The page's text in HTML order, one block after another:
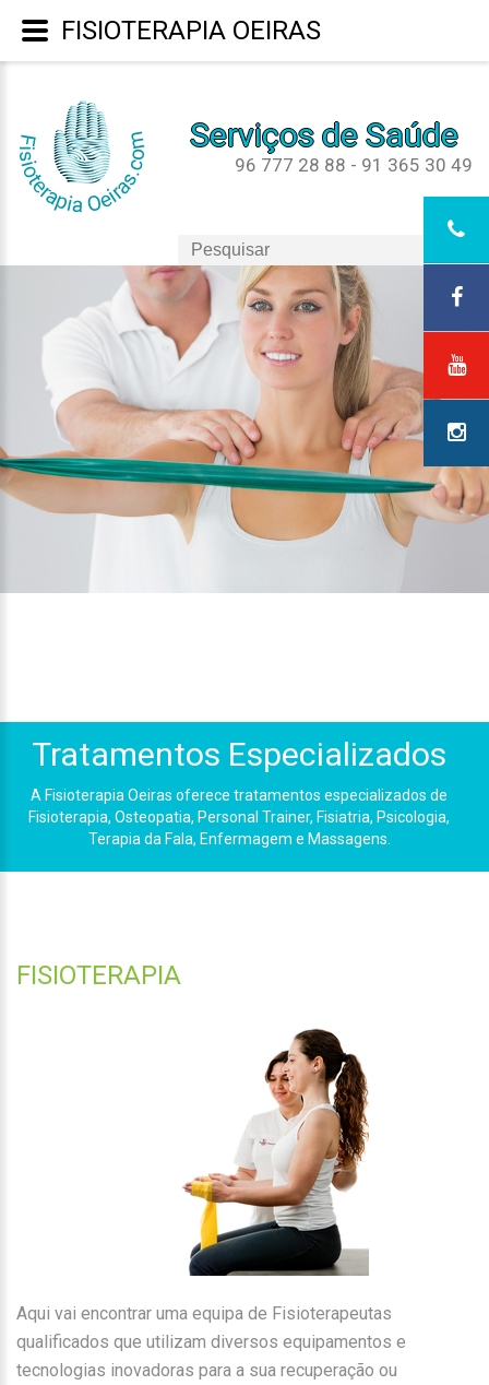
Serviços de Saúde
96 777 28 88 - 91 365 30 49
Tratamentos Especializados
A Fisioterapia Oeiras oferece tratamentos especializados de
Fisioterapia, Osteopatia, Personal Trainer, Fisiatria, Psicologia,
Terapia da Fala, Enfermagem e Massagens.
FISIOTERAPIA
Aqui vai encontrar uma equipa de Fisioterapeutas
qualificados que utilizam diversos equipamentos e
tecnologias inovadoras para a sua recuperação ou
FISIOTERAPIA OEIRAS